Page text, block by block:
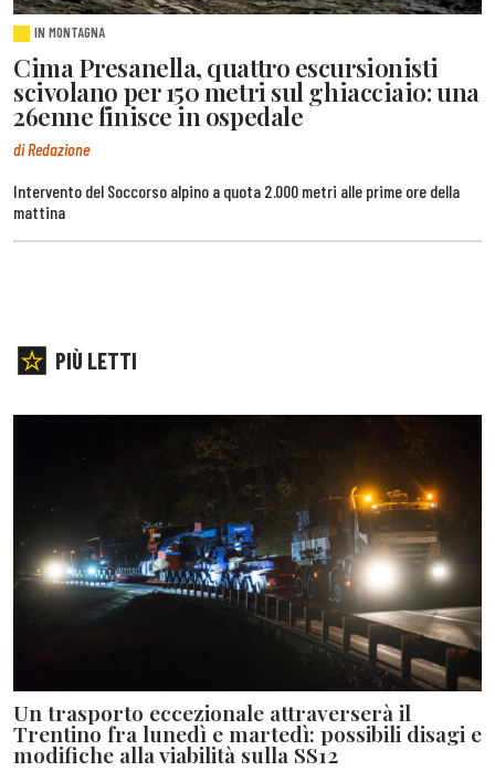
IN MONTAGNA
Cima Presanella, quattro escursionisti
scivolano per 150 metri sul ghiacciaio: una
26enne finisce in ospedale
di Redazione
Intervento del Soccorso alpino a quota 2.000 metri alle prime ore della
mattina
PIÙ LETTI
Un trasporto eccezionale attraverserà il
Trentino fra lunedì e martedì: possibili disagi e
modifiche alla viabilità sulla SS12